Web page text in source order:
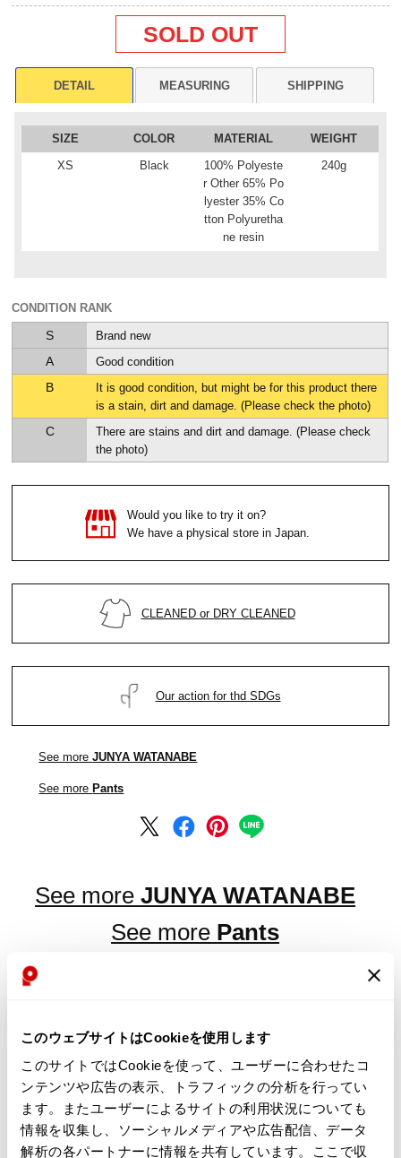
このウェブサイトはCookieを使用します
このサイトではCookieを使って、ユーザーに合わせたコ
ンテンツや広告の表示、トラフィックの分析を行ってい
ます。またユーザーによるサイトの利用状況についても
情報を収集し、ソーシャルメディアや広告配信、データ
解析の各パートナーに情報を共有しています。ここで収
SOLD OUT
DETAIL MEASURING SHIPPING
SIZE COLOR MATERIAL
WEIGHT
XS
Black
100% Polyeste
r Other 65% Po
lyester 35% Co
tton Polyuretha
ne resin
240g
CONDITION RANK
S Brand new
A Good condition
B
It is good condition, but might be for this product there
is a stain, dirt and damage. (Please check the photo)
C
There are stains and dirt and damage. (Please check
the photo)
Would you like to try it on?
We have a physical store in Japan.
CLEANED or DRY CLEANED
Our action for thd SDGs
See moreJUNYA WATANABE
See more Pants
See moreJUNYA WATANABE
See more Pants
LATEST YOU VIEWED
JUNYA WATANABE